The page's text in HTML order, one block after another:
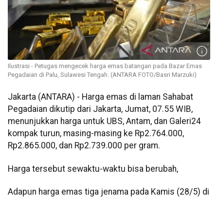
Ilustrasi - Petugas mengecek harga emas batangan pada Bazar Emas
Pegadaian di Palu, Sulawesi Tengah. (ANTARA FOTO/Basri Marzuki)
Jakarta (ANTARA) - Harga emas di laman Sahabat
Pegadaian dikutip dari Jakarta, Jumat, 07.55 WIB,
menunjukkan harga untuk UBS, Antam, dan Galeri24
kompak turun, masing-masing ke Rp2.764.000,
Rp2.865.000, dan Rp2.739.000 per gram.
Harga tersebut sewaktu-waktu bisa berubah,
Adapun harga emas tiga jenama pada Kamis (28/5) di